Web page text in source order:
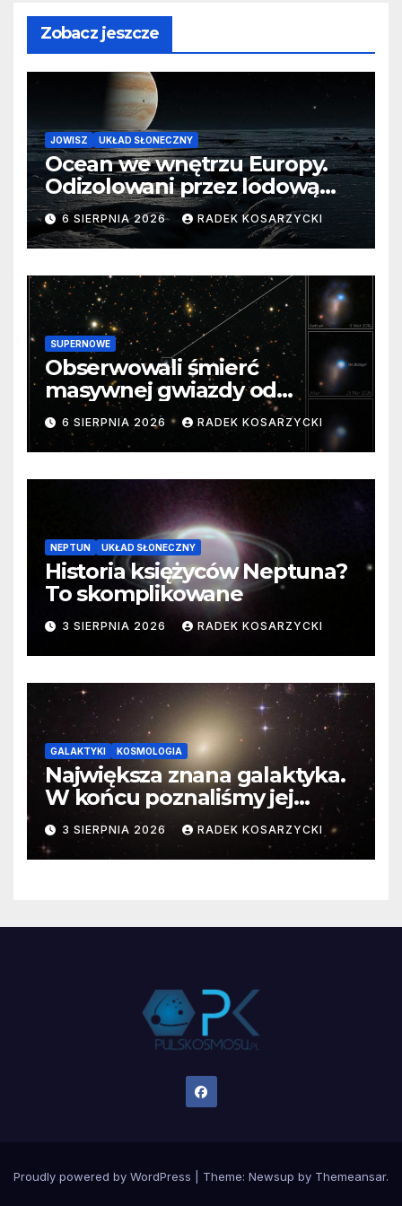
Zobacz jeszcze
JOWISZ UKŁAD SŁONECZNY
Ocean we wnętrzu Europy.
Odizolowani przez lodową
barierę
6 SIERPNIA 2026 RADEK KOSARZYCKI
SUPERNOWE
Obserwowali śmierć
masywnej gwiazdy od
samego początku. Niezwykle
cenne dane
6 SIERPNIA 2026 RADEK KOSARZYCKI
NEPTUN UKŁAD SŁONECZNY
Historia księżyców Neptuna?
To skomplikowane
3 SIERPNIA 2026 RADEK KOSARZYCKI
GALAKTYKI KOSMOLOGIA
Największa znana galaktyka.
W końcu poznaliśmy jej
faktyczne wymiary
3 SIERPNIA 2026 RADEK KOSARZYCKI
Proudly powered by WordPress Theme: Newsup by Themeansar.